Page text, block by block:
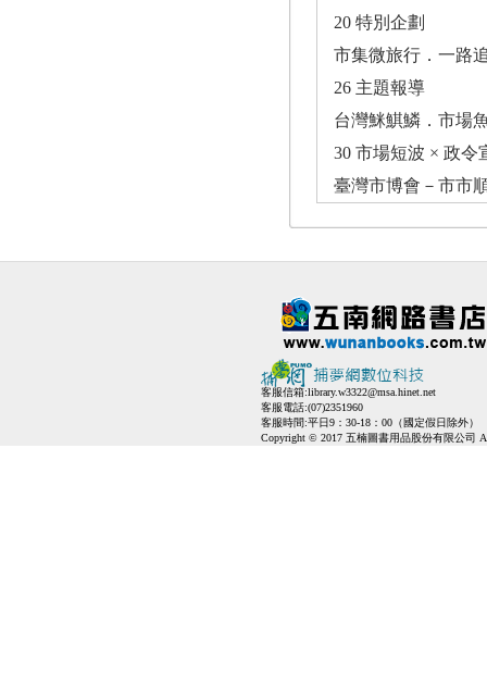
20 特別企劃
市集微旅行．一路
26 主題報導
台灣䱊鯕鱗．市場
30 市場短波 × 政令
臺灣市博會－市市
客服信箱:library.w3322@msa.hinet.net
客服電話:(07)2351960
客服時間:平日9：30-18：00（國定假日除外）
Copyright © 2017 五楠圖書用品股份有限公司